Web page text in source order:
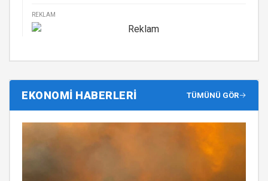
REKLAM
EKONOMİ HABERLERİ TÜMÜNÜ GÖR